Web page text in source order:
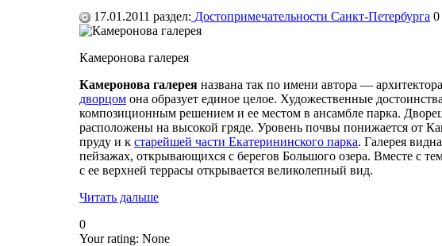
17.01.2011 раздел: Достопримечательности Санкт-Петербурга 0
Камеронова галерея
Камеронова галерея названа так по имени автора —
дворцом она образует единое целое. Художественные
композиционным решением и ее местом в ансамбле парка.
расположены на высокой гряде. Уровень почвы понижается от
пруду и к старейшей части Екатерининского парка. Галерея
пейзажах, открывающихся с берегов Большого озера. Вместе с
с ее верхней террасы открывается великолепный вид.
Читать дальше
0
Your rating: None